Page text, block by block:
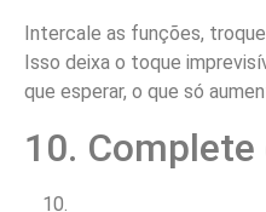
Intercale as funções,
Isso deixa o toque
que esperar, o que só
10.